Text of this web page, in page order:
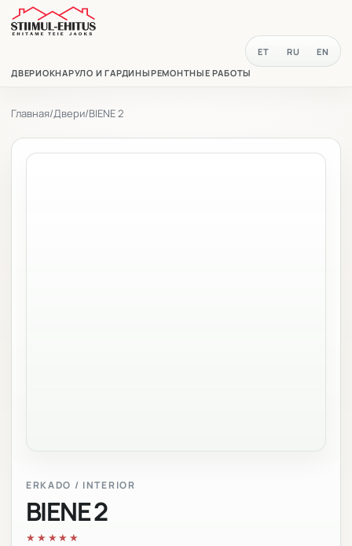
ДВЕРИОКНАРУЛО И ГАРДИНЫРЕМОНТНЫЕ РАБОТЫ
ET RU EN
Главная/Двери/BIENE 2
ERKADO / INTERIOR
BIENE 2
★★★★★